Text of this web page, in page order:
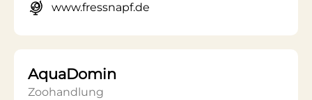
www.fressnapf.de
AquaDomin
Zoohandlung